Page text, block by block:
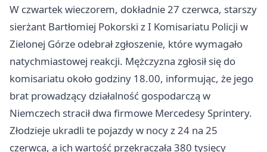
W czwartek wieczorem, dokładnie 27 czerwca, starszy
sierżant Bartłomiej Pokorski z I Komisariatu Policji w
Zielonej Górze odebrał zgłoszenie, które wymagało
natychmiastowej reakcji. Mężczyzna zgłosił się do
komisariatu około godziny 18.00, informując, że jego
brat prowadzący działalność gospodarczą w
Niemczech stracił dwa firmowe Mercedesy Sprintery.
Złodzieje ukradli te pojazdy w nocy z 24 na 25
czerwca, a ich wartość przekraczała 380 tysięcy